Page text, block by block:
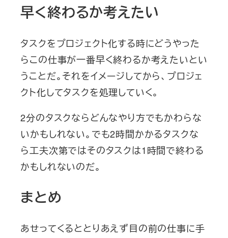
早く終わるか考えたい
タスクをプロジェクト化する時にどうやった
らこの仕事が一番早く終わるか考えたいとい
うことだ。それをイメージしてから、プロジェ
クト化してタスクを処理していく。
2分のタスクならどんなやり方でもかわらな
いかもしれない。でも2時間かかるタスクな
ら工夫次第ではそのタスクは1時間で終わる
かもしれないのだ。
まとめ
あせってくるととりあえず目の前の仕事に手